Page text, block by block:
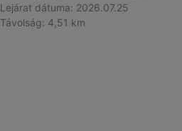
Lejárat dátuma: 2026.07.25
Távolság: 4,51 km